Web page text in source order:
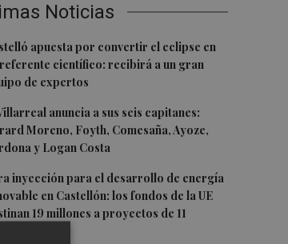
Noticias
apuesta por convertir el eclipse en
científico: recibirá a un gran
de expertos
anuncia a sus seis capitanes:
Moreno, Foyth, Comesaña, Ayoze,
y Logan Costa
inyección para el desarrollo de energía
en Castellón: los fondos de la UE
19 millones a proyectos de 11